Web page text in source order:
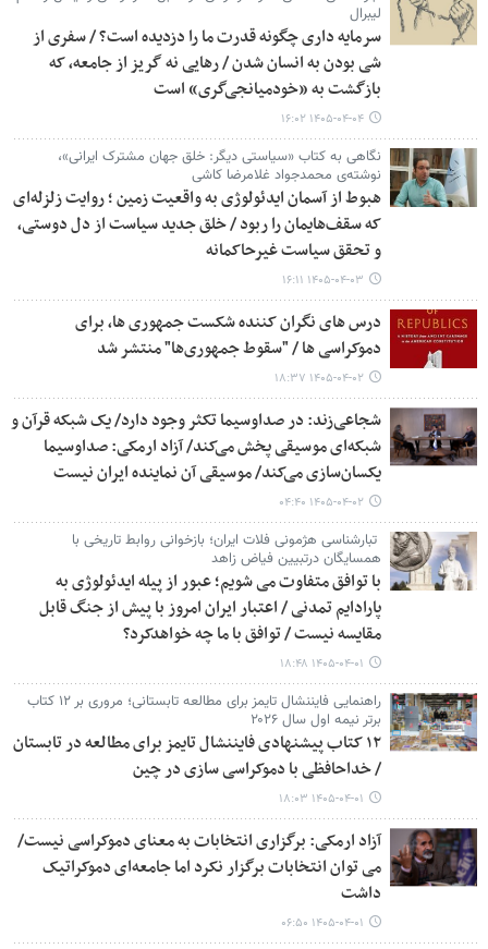
لیبرال
سرمایه داری چگونه قدرت ما را دزدیده است؟ / سفری از
شی بودن به انسان شدن / رهایی نه گریز از جامعه، که
بازگشت به «خودمیانجی‌گری» است
۱۴۰۵-۰۴-۰۴ ۱۶:۰۲
نگاهی به کتاب «سیاستی دیگر: خلق جهان مشترک ایرانی»،
نوشته‌ی محمدجواد غلامرضا کاشی
هبوط از آسمان ایدئولوژی به واقعیت زمین ؛ روایت زلزله‌ای
که سقف‌هایمان را ربود / خلق جدید سیاست از دل دوستی،
و تحقق سیاست غیرحاکمانه
۱۴۰۵-۰۴-۰۳ ۱۶:۱۱
درس های نگران کننده شکست جمهوری ها، برای
دموکراسی ها / "سقوط جمهوری‌ها" منتشر شد
۱۴۰۵-۰۴-۰۲ ۱۸:۳۷
شجاعی‌زند: در صداوسیما تکثر وجود دارد/ یک شبکه‌ قرآن و
شبکه‌ای موسیقی پخش می‌کند/ آزاد ارمکی: صداوسیما
یکسان‌سازی می‌کند/ موسیقی آن نماینده ایران نیست
۱۴۰۵-۰۴-۰۲ ۰۴:۴۰
تبارشناسی هژمونی فلات ایران؛ بازخوانی روابط تاریخی با
همسایگان درتبیین فیاض زاهد
با توافق متفاوت می شویم؛ عبور از پیله ایدئولوژی به
پارادایم تمدنی / اعتبار ایران امروز با پیش از جنگ قابل
مقایسه نیست / توافق با ما چه خواهدکرد؟
۱۴۰۵-۰۴-۰۱ ۱۸:۴۸
راهنمایی فایننشال تایمز برای مطالعه تابستانی؛ مروری بر ۱۲ کتاب
برتر نیمه اول سال ۲۰۲۶
۱۲ کتاب پیشنهادی فایننشال تایمز برای مطالعه در تابستان
/ خداحافظی با دموکراسی سازی در چین
۱۴۰۵-۰۴-۰۱ ۱۸:۰۳
آزاد ارمکی: برگزاری انتخابات به معنای دموکراسی نیست/
می توان انتخابات برگزار نکرد اما جامعه‌ای دموکراتیک
داشت
۱۴۰۵-۰۴-۰۱ ۰۶:۵۰